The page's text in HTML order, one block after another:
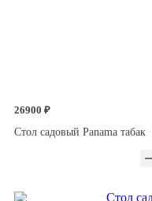
26900 ₽
Стол садовый Panama табак